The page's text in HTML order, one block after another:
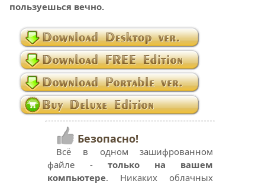
пользуешься вечно.
Безопасно!
Всё в одном зашифрованном
файле - только на вашем
компьютере. Никаких облачных